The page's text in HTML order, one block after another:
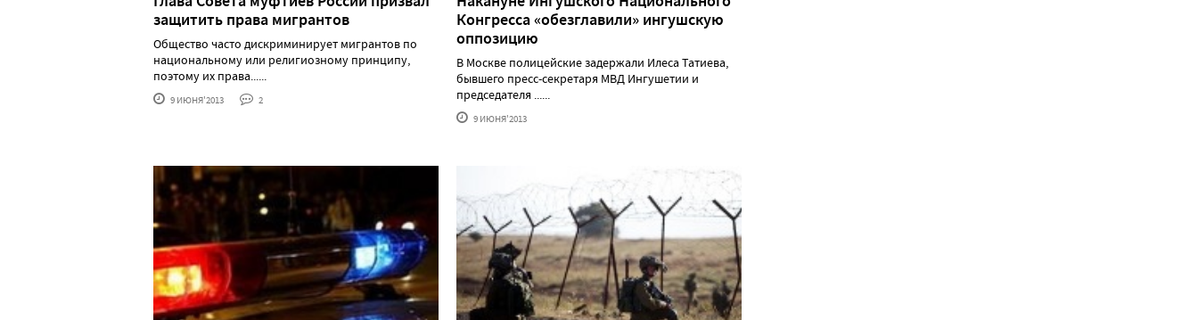
защитить права мигрантов
Общество часто дискриминирует мигрантов по
национальному или религиозному принципу,
поэтому их права......
9 ИЮНЯ'2013 2
Конгресса «обезглавили» ингушскую
оппозицию
В Москве полицейские задержали Илеса Татиева,
бывшего пресс-секретаря МВД Ингушетии и
председателя ......
9 ИЮНЯ'2013